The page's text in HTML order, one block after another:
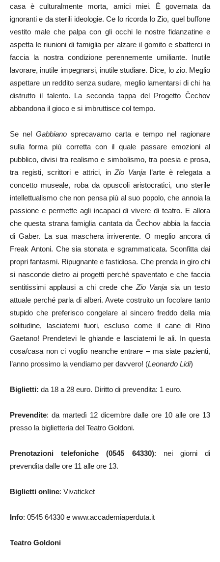
casa è culturalmente morta, amici miei. È governata da
ignoranti e da sterili ideologie. Ce lo ricorda lo Zio, quel buffone
vestito male che palpa con gli occhi le nostre fidanzatine e
aspetta le riunioni di famiglia per alzare il gomito e sbatterci in
faccia la nostra condizione perennemente umiliante. Inutile
lavorare, inutile impegnarsi, inutile studiare. Dice, lo zio. Meglio
aspettare un reddito senza sudare, meglio lamentarsi di chi ha
distrutto il talento. La seconda tappa del Progetto Čechov
abbandona il gioco e si imbruttisce col tempo.
Se nel Gabbiano sprecavamo carta e tempo nel ragionare
sulla forma più corretta con il quale passare emozioni al
pubblico, divisi tra realismo e simbolismo, tra poesia e prosa,
tra registi, scrittori e attrici, inZio Vanja l’arte è relegata a
concetto museale, roba da opuscoli aristocratici, uno sterile
intellettualismo che non pensa più al suo popolo, che annoia la
passione e permette agli incapaci di vivere di teatro. E allora
che questa strana famiglia cantata da Čechov abbia la faccia
di Gaber. La sua maschera irriverente. O meglio ancora di
Freak Antoni. Che sia stonata e sgrammaticata. Sconfitta dai
propri fantasmi. Ripugnante e fastidiosa. Che prenda in giro chi
si nasconde dietro ai progetti perché spaventato e che faccia
sentitissimi applausi a chi crede che Zio Vanja sia un testo
attuale perché parla di alberi. Avete costruito un focolare tanto
stupido che preferisco congelare al sincero freddo della mia
solitudine, lasciatemi fuori, escluso come il cane di Rino
Gaetano! Prendetevi le ghiande e lasciatemi le ali. In questa
cosa/casa non ci voglio neanche entrare – ma siate pazienti,
l’anno prossimo la vendiamo per davvero! (Leonardo Lidi)
Biglietti: da 18 a 28 euro. Diritto di prevendita: 1 euro.
Prevendite: da martedì 12 dicembre dalle ore 10 alle ore 13
presso la biglietteria del Teatro Goldoni.
Prenotazioni telefoniche (0545 64330): nei giorni di
prevendita dalle ore 11 alle ore 13.
Biglietti online: Vivaticket
Info: 0545 64330 e www.accademiaperduta.it
Teatro Goldoni